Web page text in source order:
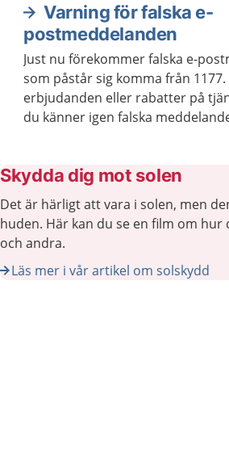
Varning för falska e-
postmeddelanden
Just nu förekommer falska e-
som påstår sig komma från
erbjudanden eller rabatter på
du känner igen falska
Skydda dig mot solen
Det är härligt att vara i solen, men
huden. Här kan du se en film om hur
och andra.
Läs mer i vår artikel om solskydd